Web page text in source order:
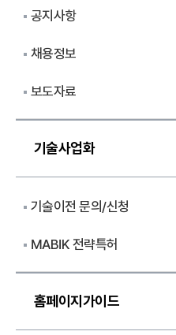
공지사항
채용정보
보도자료
기술사업화
기술이전 문의/신청
MABIK 전략특허
홈페이지가이드